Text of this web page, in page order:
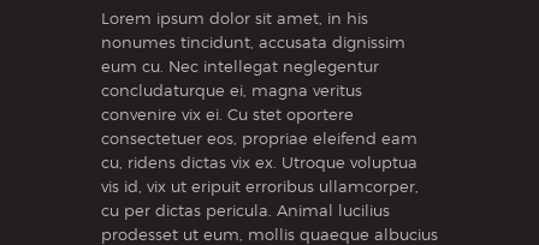
Lorem ipsum dolor sit amet, in his
nonumes tincidunt, accusata dignissim
eum cu. Nec intellegat neglegentur
concludaturque ei, magna veritus
convenire vix ei. Cu stet oportere
consectetuer eos, propriae eleifend eam
cu, ridens dictas vix ex. Utroque voluptua
vis id, vix ut eripuit erroribus ullamcorper,
cu per dictas pericula. Animal lucilius
prodesset ut eum, mollis quaeque albucius